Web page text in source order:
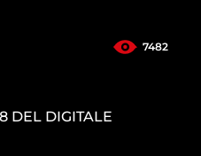
7482
DEL DIGITALE